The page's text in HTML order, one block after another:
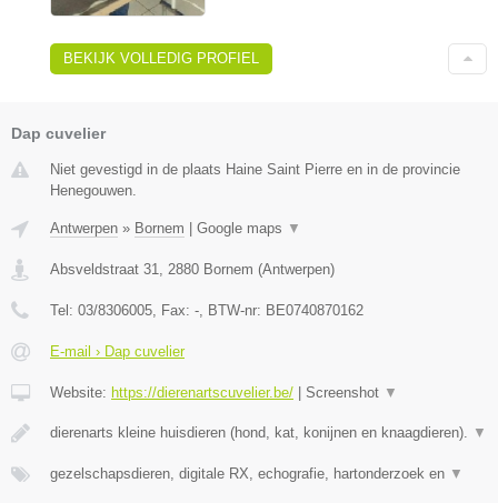
BEKIJK VOLLEDIG PROFIEL
Dap cuvelier
Niet gevestigd in de plaats Haine Saint Pierre en in de provincie
Henegouwen.
Antwerpen » Bornem Google maps ▼
Absveldstraat 31, 2880 Bornem (Antwerpen)
Tel: 03/8306005, Fax: -, BTW-nr: BE0740870162
E-mail › Dap cuvelier
Website: https://dierenartscuvelier.be/ Screenshot ▼
dierenarts kleine huisdieren (hond, kat, konijnen en knaagdieren). ▼
gezelschapsdieren, digitale RX, echografie, hartonderzoek en ▼